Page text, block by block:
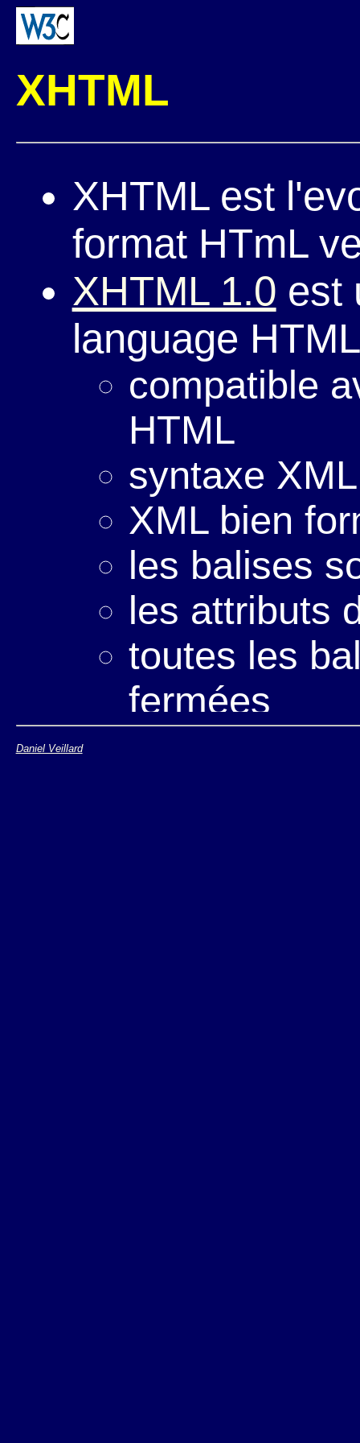
XHTML
XHTML est
format HTmL
XHTML 1.0 est
language
compatible
HTML
syntaxe XML
XML bien
les balises
les attributs
toutes les
fermées
Stade
Daniel Veillard